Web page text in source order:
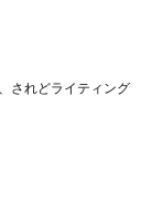
されどライティング